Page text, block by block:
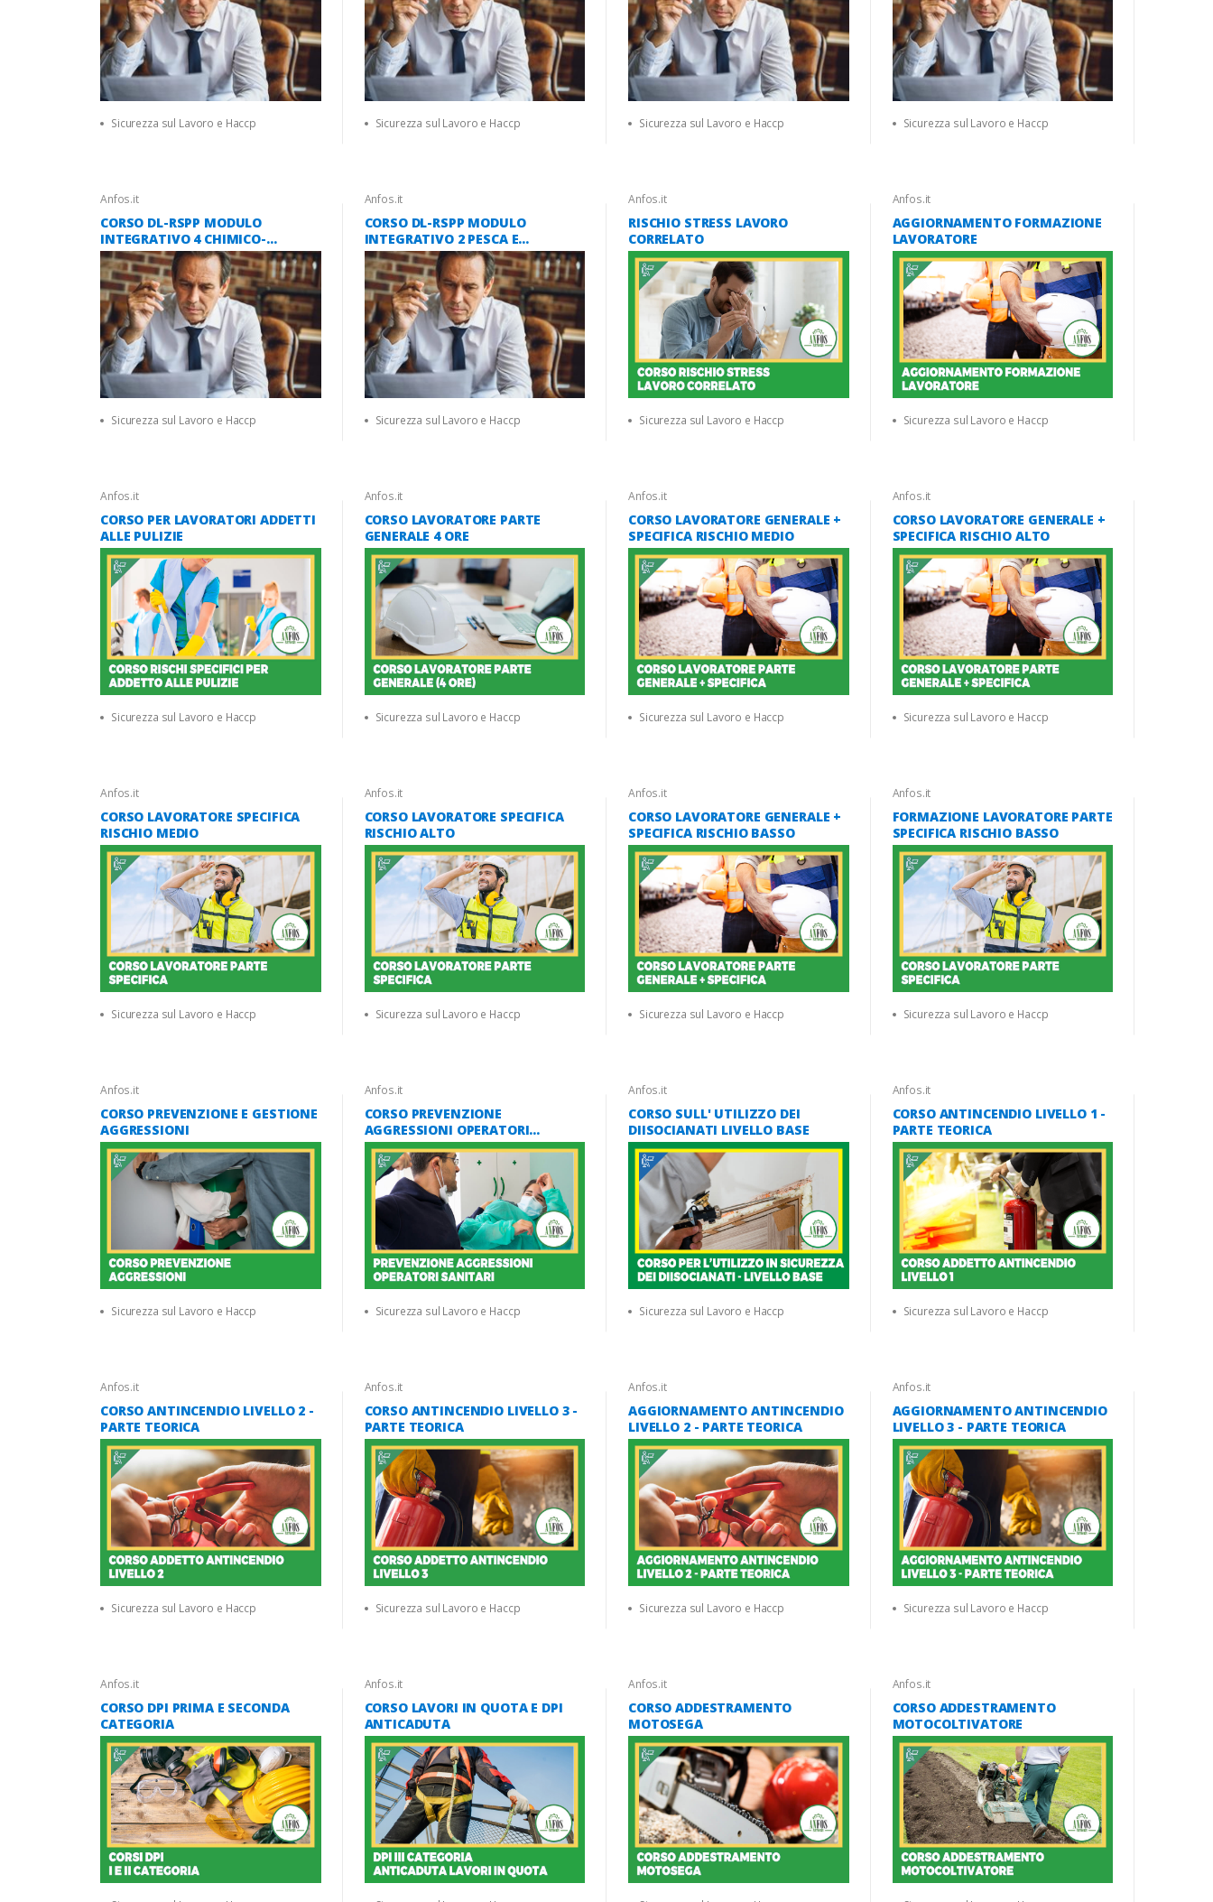
Sicurezza sul Lavoro e Haccp Sicurezza sul Lavoro e Haccp Sicurezza sul Lavoro e Haccp Sicurezza sul Lavoro e Haccp
Anfos.it
CORSO DL-RSPP MODULO
INTEGRATIVO 4 CHIMICO-
PETROLCHIMICO ATECO C 16 ORE
(ACCORDO STATO-REGIONI 2025)
Sicurezza sul Lavoro e Haccp
Anfos.it
CORSO DL-RSPP MODULO
INTEGRATIVO 2 PESCA E
ACQUACOLTURA ATECO A 03 - 12
ORE (ACCORDO STATO-REGIONI
2025)
Sicurezza sul Lavoro e Haccp
Anfos.it
RISCHIO STRESS LAVORO
CORRELATO
Sicurezza sul Lavoro e Haccp
Anfos.it
AGGIORNAMENTO FORMAZIONE
LAVORATORE
Sicurezza sul Lavoro e Haccp
Anfos.it
CORSO PER LAVORATORI ADDETTI
ALLE PULIZIE
Sicurezza sul Lavoro e Haccp
Anfos.it
CORSO LAVORATORE PARTE
GENERALE 4 ORE
Sicurezza sul Lavoro e Haccp
Anfos.it
CORSO LAVORATORE GENERALE +
SPECIFICA RISCHIO MEDIO
Sicurezza sul Lavoro e Haccp
Anfos.it
CORSO LAVORATORE GENERALE +
SPECIFICA RISCHIO ALTO
Sicurezza sul Lavoro e Haccp
Anfos.it
CORSO LAVORATORE SPECIFICA
RISCHIO MEDIO
Sicurezza sul Lavoro e Haccp
Anfos.it
CORSO LAVORATORE SPECIFICA
RISCHIO ALTO
Sicurezza sul Lavoro e Haccp
Anfos.it
CORSO LAVORATORE GENERALE +
SPECIFICA RISCHIO BASSO
Sicurezza sul Lavoro e Haccp
Anfos.it
FORMAZIONE LAVORATORE PARTE
SPECIFICA RISCHIO BASSO
Sicurezza sul Lavoro e Haccp
Anfos.it
CORSO PREVENZIONE E GESTIONE
AGGRESSIONI
Sicurezza sul Lavoro e Haccp
Anfos.it
CORSO PREVENZIONE
AGGRESSIONI OPERATORI
SANITARI
Sicurezza sul Lavoro e Haccp
Anfos.it
CORSO SULL' UTILIZZO DEI
DIISOCIANATI LIVELLO BASE
Sicurezza sul Lavoro e Haccp
Anfos.it
CORSO ANTINCENDIO LIVELLO 1 -
PARTE TEORICA
Sicurezza sul Lavoro e Haccp
Anfos.it
CORSO ANTINCENDIO LIVELLO 2 -
PARTE TEORICA
Sicurezza sul Lavoro e Haccp
Anfos.it
CORSO ANTINCENDIO LIVELLO 3 -
PARTE TEORICA
Sicurezza sul Lavoro e Haccp
Anfos.it
AGGIORNAMENTO ANTINCENDIO
LIVELLO 2 - PARTE TEORICA
Sicurezza sul Lavoro e Haccp
Anfos.it
AGGIORNAMENTO ANTINCENDIO
LIVELLO 3 - PARTE TEORICA
Sicurezza sul Lavoro e Haccp
Anfos.it
CORSO DPI PRIMA E SECONDA
CATEGORIA
Anfos.it
CORSO LAVORI IN QUOTA E DPI
ANTICADUTA
Anfos.it
CORSO ADDESTRAMENTO
MOTOSEGA
Anfos.it
CORSO ADDESTRAMENTO
MOTOCOLTIVATORE